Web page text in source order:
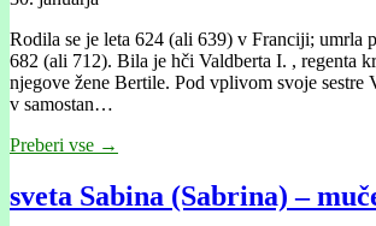
Rodila se je leta 624 (ali 639) v Franciji; umrla
682 (ali 712). Bila je hči Valdberta I. , regenta
njegove žene Bertile. Pod vplivom svoje sestre
v samostan…
Preberi vse →
sveta Sabina (Sabrina) –